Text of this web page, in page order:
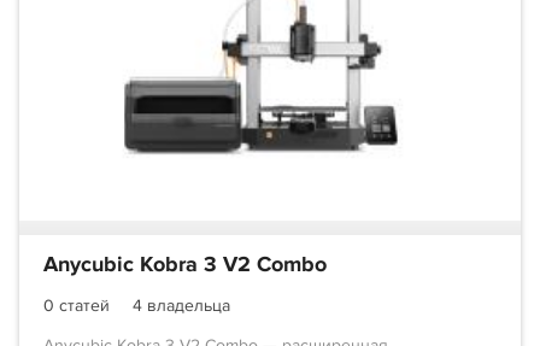
Anycubic Kobra 3 V2 Combo
0 статей
4 владельца